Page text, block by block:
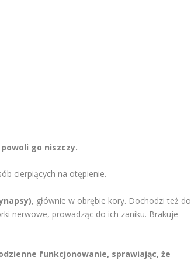
go niszczy.
cierpiących na otępienie.
, głównie w obrębie kory. Dochodzi też do
nerwowe, prowadząc do ich zaniku. Brakuje
funkcjonowanie, sprawiając, że